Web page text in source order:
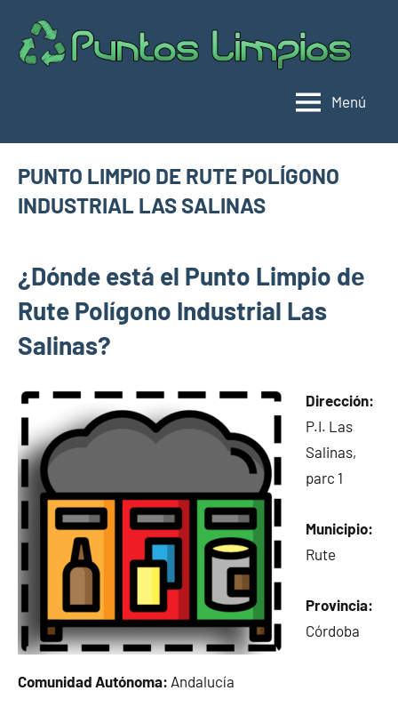
contenido
Menú
PUNTO LIMPIO DE RUTE POLÍGONO
INDUSTRIAL LAS SALINAS
limpios en
municipios
de
Córdoba
2024
¿Dónde está el Punto Limpio dе
Rute Polígono Industrial Las
Salinas?
Dirección:
P.I. Las
Salinas,
parc 1
Municipio:
Rute
Provincia:
Córdoba
Comunidad Autónoma: Andalucía